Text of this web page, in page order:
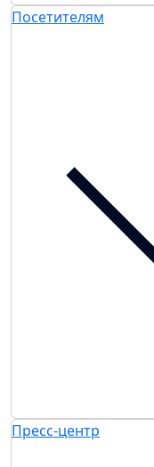
Посетителям
Пресс-центр